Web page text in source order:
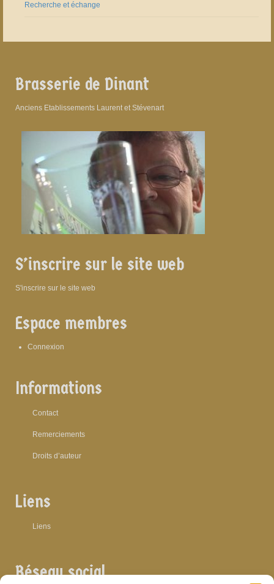
Recherche et échange
Brasserie de Dinant
Anciens Etablissements Laurent et Stévenart
S’inscrire sur le site web
S'inscrire sur le site web
Espace membres
Connexion
Informations
Contact
Remerciements
Droits d’auteur
Liens
Liens
Réseau social